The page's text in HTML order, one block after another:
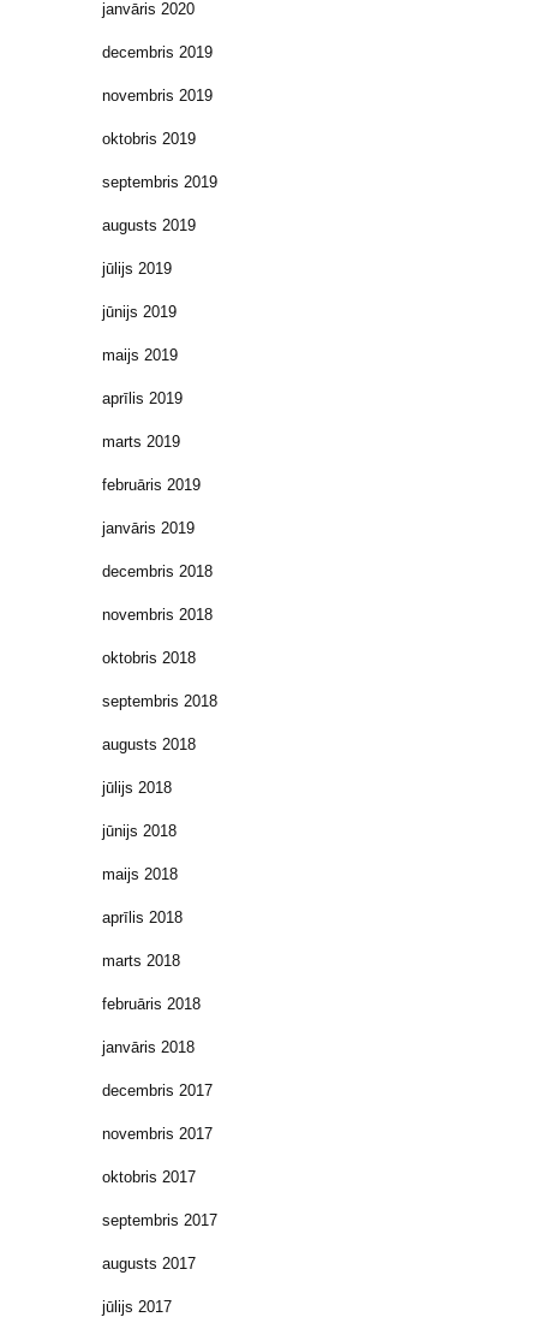
janvāris 2020
decembris 2019
novembris 2019
oktobris 2019
septembris 2019
augusts 2019
jūlijs 2019
jūnijs 2019
maijs 2019
aprīlis 2019
marts 2019
februāris 2019
janvāris 2019
decembris 2018
novembris 2018
oktobris 2018
septembris 2018
augusts 2018
jūlijs 2018
jūnijs 2018
maijs 2018
aprīlis 2018
marts 2018
februāris 2018
janvāris 2018
decembris 2017
novembris 2017
oktobris 2017
septembris 2017
augusts 2017
jūlijs 2017